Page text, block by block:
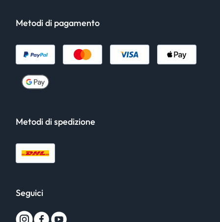
Metodi di pagamento
Metodi di spedizione
Seguici